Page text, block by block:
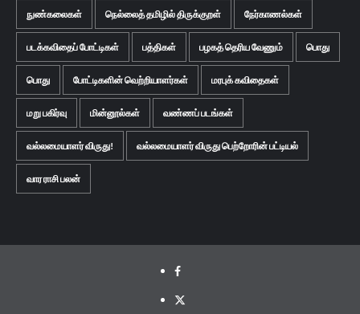
நுண்கலைகள் நெல்லைத் தமிழில் திருக்குறள் நேர்காணல்கள்
படக்கவிதைப் போட்டிகள் பத்திகள் பழகத் தெரிய வேணும் பொது
பொது போட்டிகளின் வெற்றியாளர்கள் மரபுக் கவிதைகள்
மறு பகிர்வு மின்னூல்கள் வண்ணப் படங்கள்
வல்லமையாளர் விருது! வல்லமையாளர் விருது பெற்றோரின் பட்டியல்
வார ராசி பலன்
Facebook
Twitter